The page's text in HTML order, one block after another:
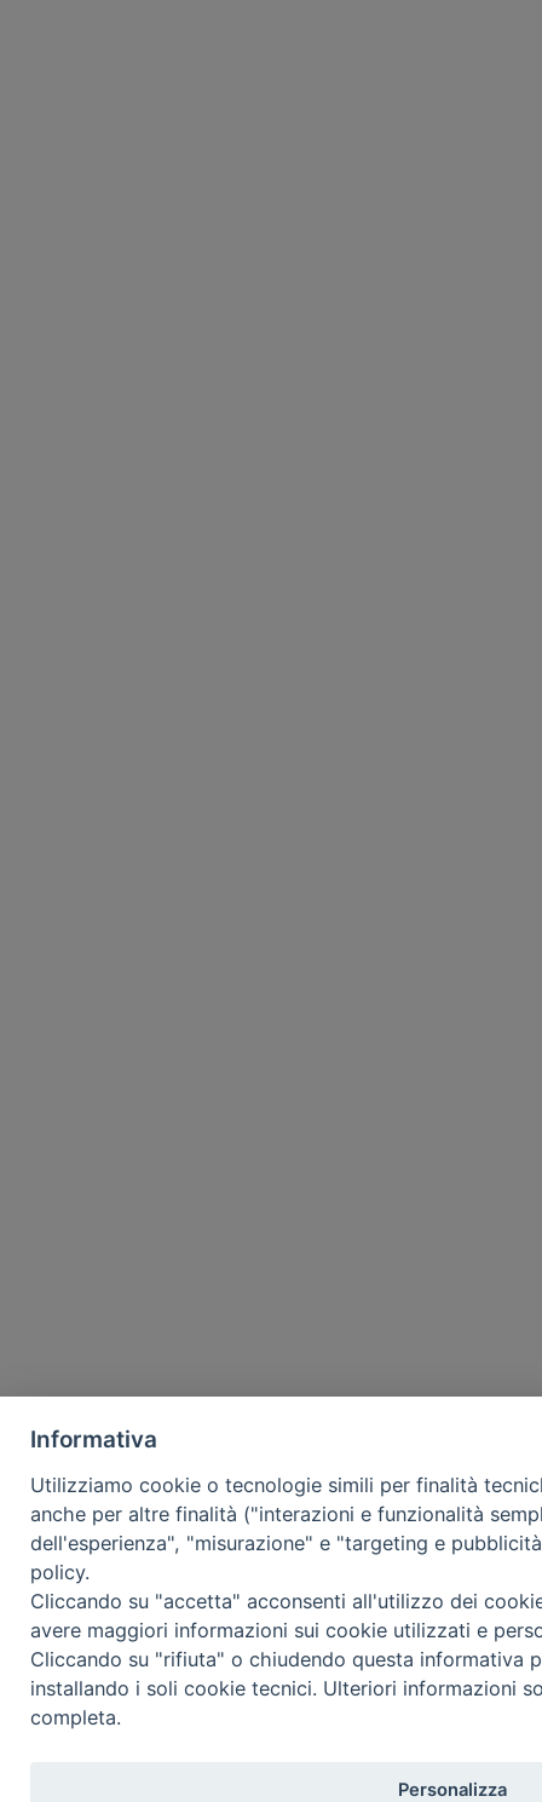
Informativa
Utilizziamo cookie o tecnologie simili per finalità
anche per altre finalità ("interazioni e funzionalità
dell'esperienza", "misurazione" e "targeting e
policy.
Cliccando su "accetta" acconsenti all'utilizzo dei
avere maggiori informazioni sui cookie utilizzati e
Cliccando su "rifiuta" o chiudendo questa informativa
installando i soli cookie tecnici. Ulteriori informazioni
completa.
Personalizza